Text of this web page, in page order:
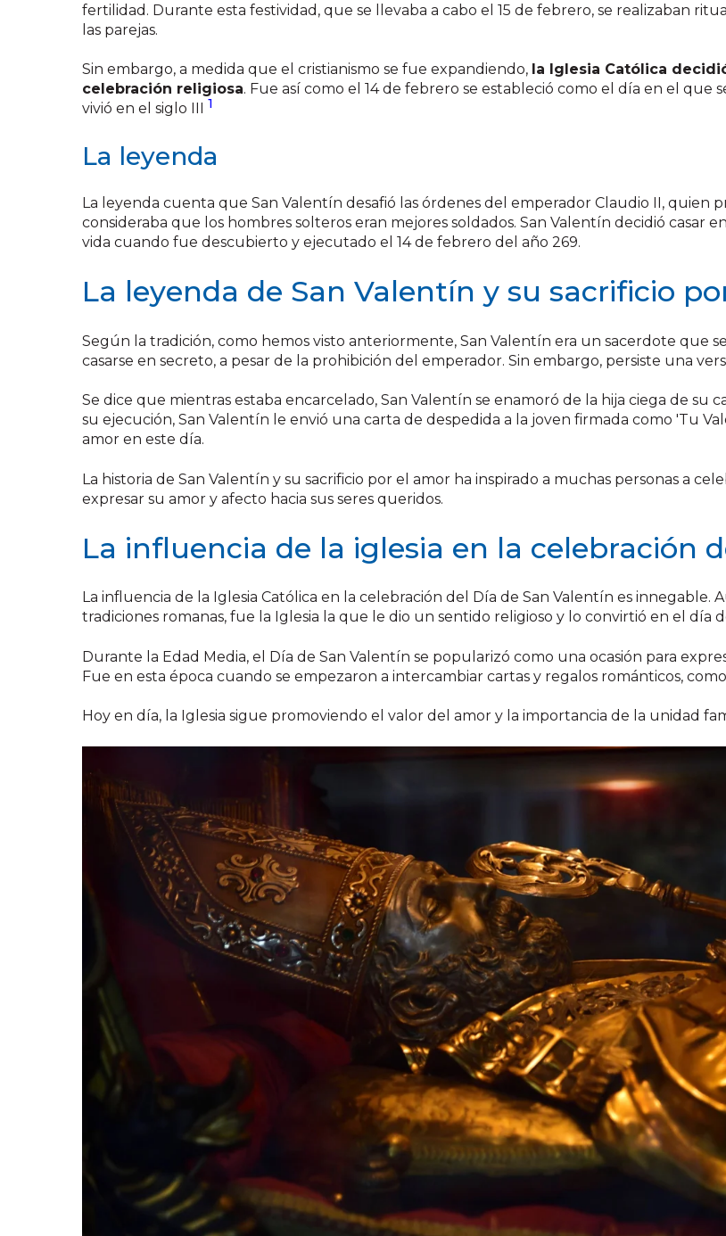
fertilidad. Durante esta festividad, que se llevaba a cabo el 15 de febrero, se realizaban
las parejas.
Sin embargo, a medida que el cristianismo se fue expandiendo, la Iglesia Católica
celebración religiosa. Fue así como el 14 de febrero se estableció como el día en el que
vivió en el siglo III 1
La leyenda
La leyenda cuenta que San Valentín desafió las órdenes del emperador Claudio II, quien
consideraba que los hombres solteros eran mejores soldados. San Valentín decidió casar
vida cuando fue descubierto y ejecutado el 14 de febrero del año 269.
La leyenda de San Valentín y su sacrificio
Según la tradición, como hemos visto anteriormente, San Valentín era un sacerdote que
casarse en secreto, a pesar de la prohibición del emperador. Sin embargo, persiste una
Se dice que mientras estaba encarcelado, San Valentín se enamoró de la hija ciega de su
su ejecución, San Valentín le envió una carta de despedida a la joven firmada como 'Tu
amor en este día.
La historia de San Valentín y su sacrificio por el amor ha inspirado a muchas personas a
expresar su amor y afecto hacia sus seres queridos.
La influencia de la iglesia en la celebración
La influencia de la Iglesia Católica en la celebración del Día de San Valentín es innegable.
tradiciones romanas, fue la Iglesia la que le dio un sentido religioso y lo convirtió en el día
Durante la Edad Media, el Día de San Valentín se popularizó como una ocasión para
Fue en esta época cuando se empezaron a intercambiar cartas y regalos románticos,
Hoy en día, la Iglesia sigue promoviendo el valor del amor y la importancia de la unidad